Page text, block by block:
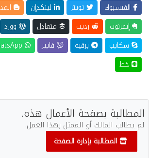
الفيسبوك تويتر لينكدإن
إيفرنوت
رديت متعادل وورد
سكايب
برقية فايبر
خط
المطالبة بصفحة الأعمال هذه.
لم يطالب المالك أو الممثل بهذا العمل.
المطالبة بإدارة الصفحة